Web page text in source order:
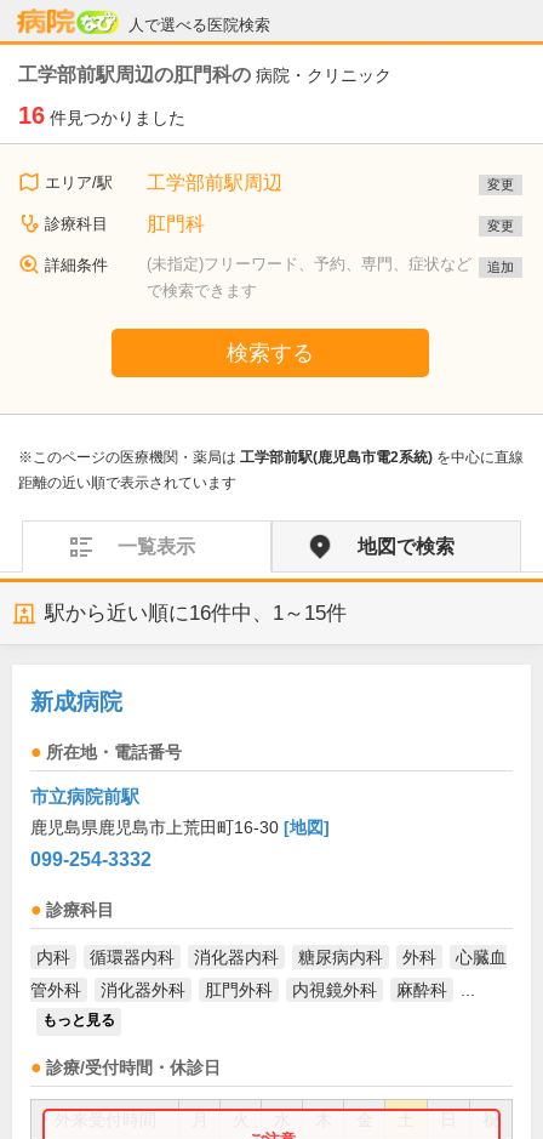
人で選べる医院検索
病院なび
工学部前駅周辺の肛門科の 病院・クリニック
16 件見つかりました
エリア/駅 工学部前駅周辺 変更
診療科目 肛門科 変更
詳細条件
(未指定)フリーワード、予約、専門、症状など
で検索できます
追加
検索する
※このページの医療機関・薬局は 工学部前駅(鹿児島市電2系統) を中心に直線
距離の近い順で表示されています
一覧表示 地図で検索
駅から近い順に16件中、 1～15件
新成病院
所在地・電話番号
市立病院前駅
鹿児島県鹿児島市上荒田町16-30 [地図]
099-254-3332
診療科目
内科 循環器内科 消化器内科 糖尿病内科 外科
心臓血
管外科
消化器外科 肛門外科 内視鏡外科 麻酔科
もっと見る
診療/受付時間・休診日
祝